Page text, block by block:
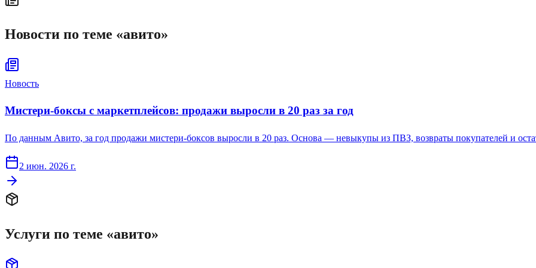
Новости по теме «авито»
Новость
Мистери-боксы с маркетплейсов: продажи выросли в 20 раз за год
По данным Авито, за год продажи мистери-боксов выросли в 20 раз. Основа — невыкупы из ПВЗ, возвраты покупателей и
2 июн. 2026 г.
Услуги по теме «авито»